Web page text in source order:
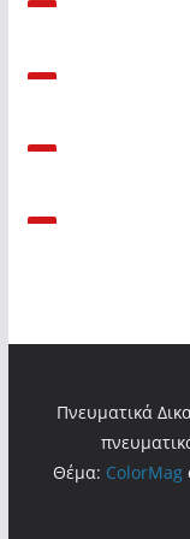
Πνευματικά
Θέμα: ColorMag